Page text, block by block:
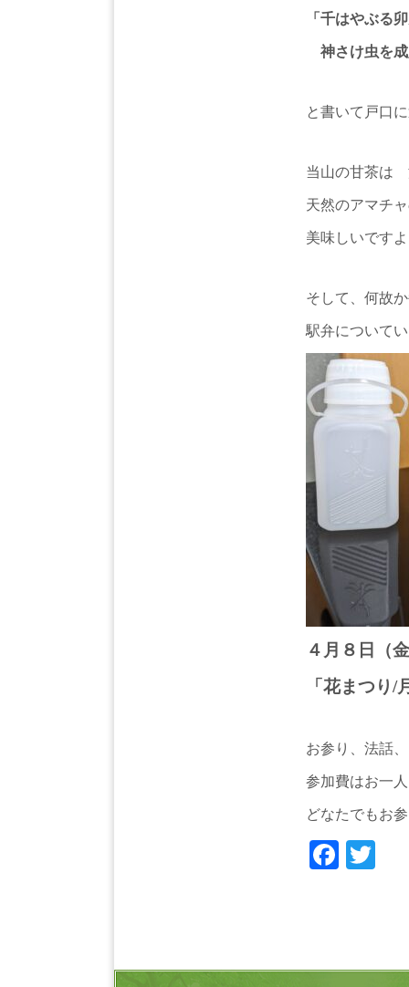
「千はやぶる
神さけ虫を
と書いて戸口
当山の甘茶は
天然のアマチ
美味しいです
そして、何故
駅弁について
４月８日（
「花まつり
お参り、法話
参加費はお一
どなたでもお